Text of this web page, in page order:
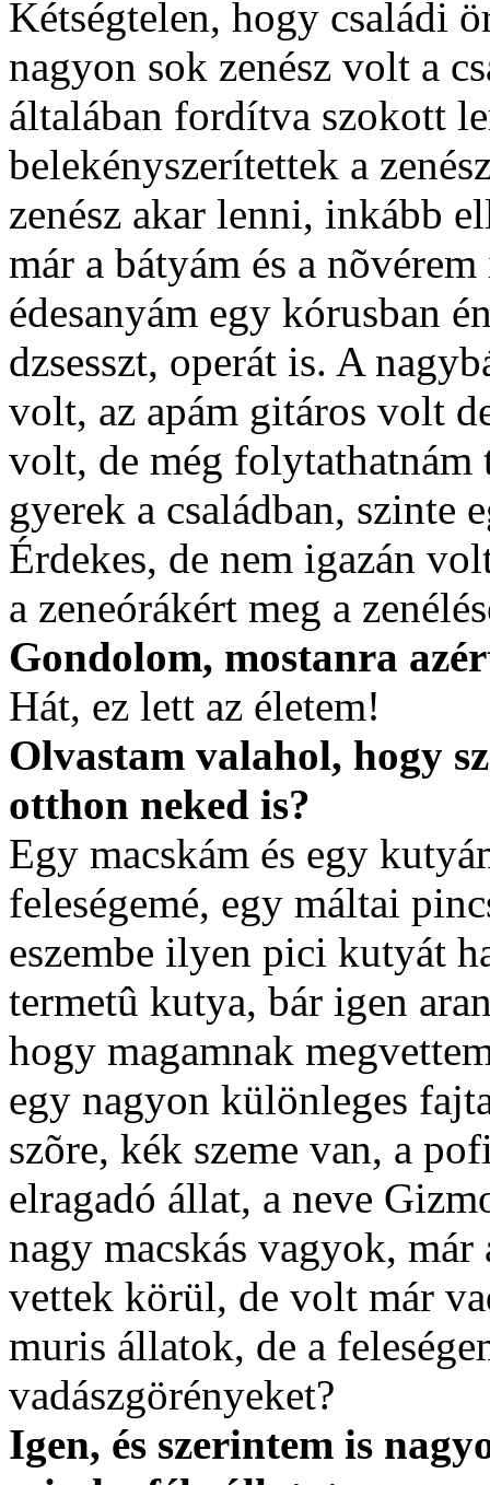
Kétségtelen, hogy családi
nagyon sok zenész volt a
általában fordítva szokott
belekényszerítettek a
zenész akar lenni, inkább
már a bátyám és a
édesanyám egy kórusban
dzsesszt, operát is. A
volt, az apám gitáros volt
volt, de még
gyerek a családban, szinte
Érdekes, de nem igazán
a zeneórákért meg a
Gondolom, mostanra
Hát, ez lett az életem!
Olvastam valahol, hogy
otthon neked is?
Egy macskám és egy
feleségemé, egy máltai
eszembe ilyen pici kutyát
termetû kutya, bár igen
hogy magamnak
egy nagyon különleges
szõre, kék szeme van, a
elragadó állat, a neve
nagy macskás vagyok,
vettek körül, de volt már
muris állatok, de a
vadászgörényeket?
Igen, és szerintem is